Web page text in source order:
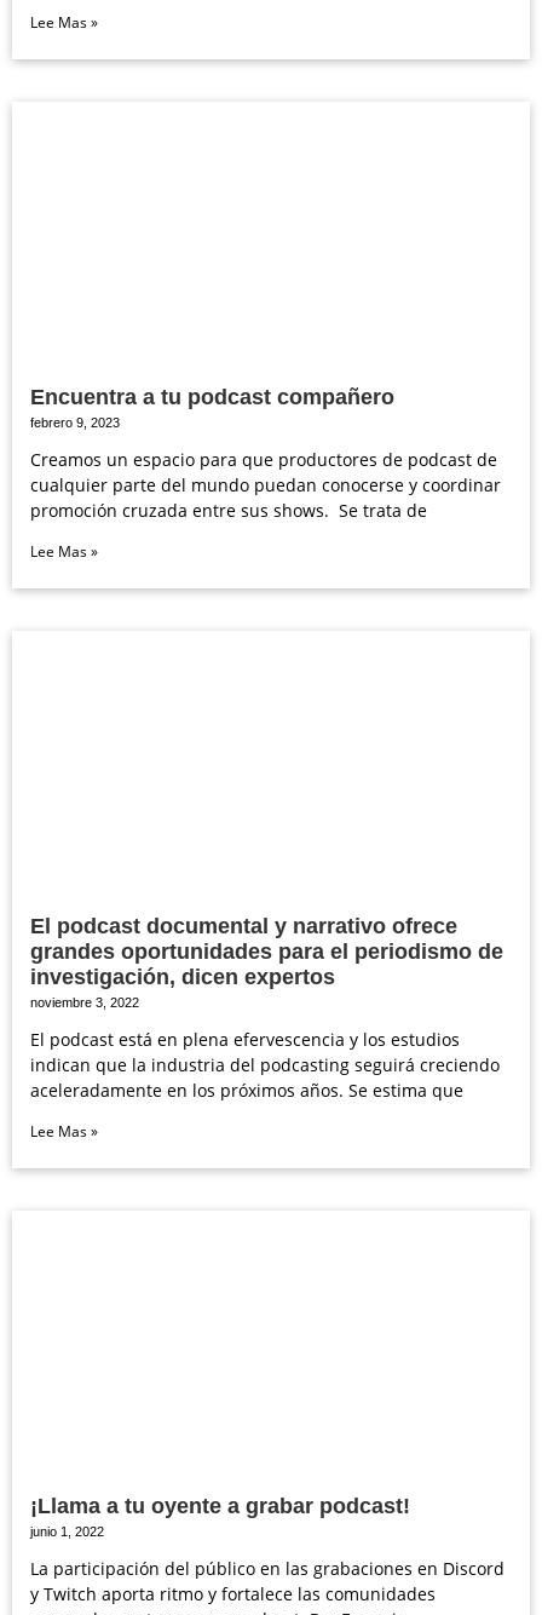
Lee Mas »
Encuentra a tu podcast compañero
febrero 9, 2023
Creamos un espacio para que productores de podcast de
cualquier parte del mundo puedan conocerse y coordinar
promoción cruzada entre sus shows. Se trata de
Lee Mas »
El podcast documental y narrativo ofrece
grandes oportunidades para el periodismo de
investigación, dicen expertos
noviembre 3, 2022
El podcast está en plena efervescencia y los estudios
indican que la industria del podcasting seguirá creciendo
aceleradamente en los próximos años. Se estima que
Lee Mas »
¡Llama a tu oyente a grabar podcast!
junio 1, 2022
La participación del público en las grabaciones en Discord
y Twitch aporta ritmo y fortalece las comunidades